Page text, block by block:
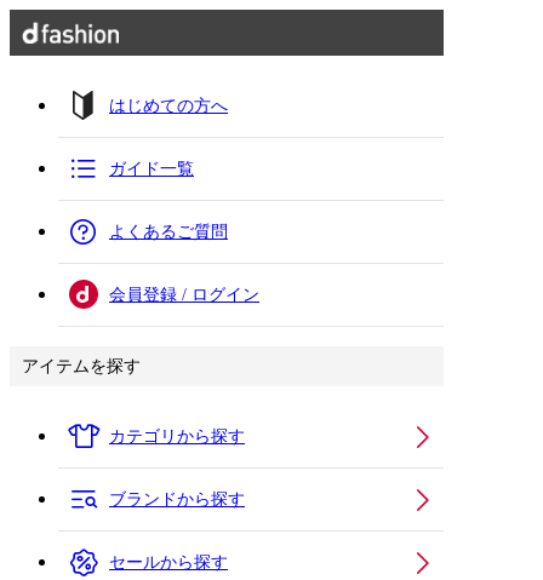
はじめての方へ
ガイド一覧
よくあるご質問
会員登録 / ログイン
アイテムを探す
カテゴリから探す
ブランドから探す
セールから探す